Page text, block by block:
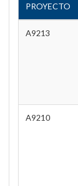
PROYECTO
A9213
A9210